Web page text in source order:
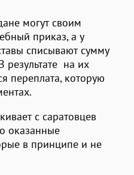
могут своим
приказ, а у
списывают сумму
результате на их
переплата, которую
с саратовцев
оказанные
в принципе и не